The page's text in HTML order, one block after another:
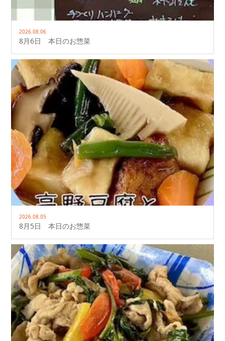
2026.08.06
8月6日 本日のお惣菜
2026.08.05
8月5日 本日のお惣菜